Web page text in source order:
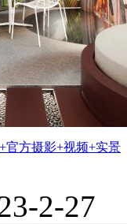
官方摄影+视频+实景
2-27